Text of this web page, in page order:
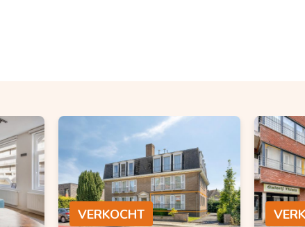
VERKOCHT